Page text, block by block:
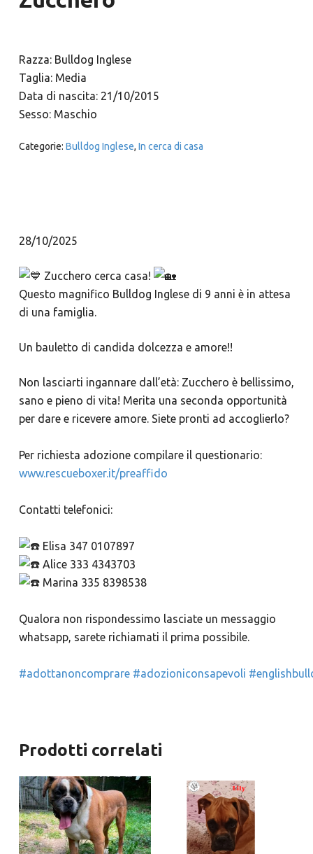
Razza: Bulldog Inglese
Taglia: Media
Data di nascita: 21/10/2015
Sesso: Maschio
Categorie: Bulldog Inglese, In cerca di casa
28/10/2025
Zucchero cerca casa!
Questo magnifico Bulldog Inglese di 9 anni è in attesa
di una famiglia.
Un bauletto di candida dolcezza e amore!!
Non lasciarti ingannare dall’età: Zucchero è bellissimo,
sano e pieno di vita! Merita una seconda opportunità
per dare e ricevere amore. Siete pronti ad accoglierlo?
Per richiesta adozione compilare il questionario:
www.rescueboxer.it/preaffido
Contatti telefonici:
Elisa 347 0107897
Alice 333 4343703
Marina 335 8398538
Qualora non rispondessimo lasciate un messaggio
whatsapp, sarete richiamati il prima possibile.
#adottanoncomprare #adozioniconsapevoli
Prodotti correlati